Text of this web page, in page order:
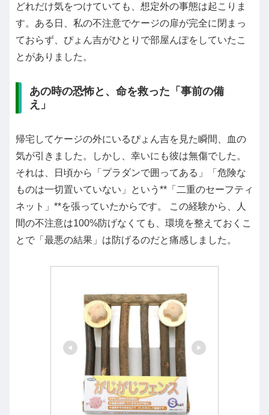
どれだけ気をつけていても、想定外の事態は起こりま
す。ある日、私の不注意でケージの扉が完全に閉まっ
ておらず、ぴょん吉がひとりで部屋んぽをしていたこ
とがありました。
あの時の恐怖と、命を救った「事前の備
え」
帰宅してケージの外にいるぴょん吉を見た瞬間、血の
気が引きました。しかし、幸いにも彼は無傷でした。
それは、日頃から「プラダンで囲ってある」「危険な
ものは一切置いていない」という**「二重のセーフティ
ネット」**を張っていたからです。 この経験から、人
間の不注意は100%防げなくても、環境を整えておくこ
とで「最悪の結果」は防げるのだと痛感しました。